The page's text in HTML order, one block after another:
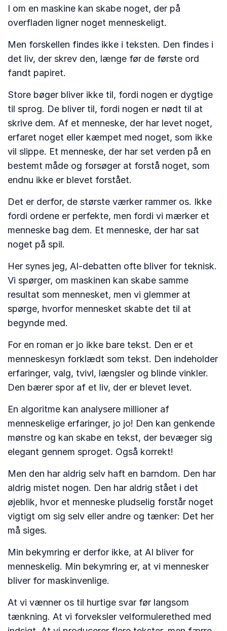
I om en maskine kan skabe noget, der på
overfladen ligner noget menneskeligt.
Men forskellen findes ikke i teksten. Den findes i
det liv, der skrev den, længe før de første ord
fandt papiret.
Store bøger bliver ikke til, fordi nogen er dygtige
til sprog. De bliver til, fordi nogen er nødt til at
skrive dem. Af et menneske, der har levet noget,
erfaret noget eller kæmpet med noget, som ikke
vil slippe. Et menneske, der har set verden på en
bestemt måde og forsøger at forstå noget, som
endnu ikke er blevet forstået.
Det er derfor, de største værker rammer os. Ikke
fordi ordene er perfekte, men fordi vi mærker et
menneske bag dem. Et menneske, der har sat
noget på spil.
Her synes jeg, AI-debatten ofte bliver for teknisk.
Vi spørger, om maskinen kan skabe samme
resultat som mennesket, men vi glemmer at
spørge, hvorfor mennesket skabte det til at
begynde med.
For en roman er jo ikke bare tekst. Den er et
menneskesyn forklædt som tekst. Den indeholder
erfaringer, valg, tvivl, længsler og blinde vinkler.
Den bærer spor af et liv, der er blevet levet.
En algoritme kan analysere millioner af
menneskelige erfaringer, jo jo! Den kan genkende
mønstre og kan skabe en tekst, der bevæger sig
elegant gennem sproget. Også korrekt!
Men den har aldrig selv haft en barndom. Den har
aldrig mistet nogen. Den har aldrig stået i det
øjeblik, hvor et menneske pludselig forstår noget
vigtigt om sig selv eller andre og tænker: Det her
må siges.
Min bekymring er derfor ikke, at AI bliver for
menneskelig. Min bekymring er, at vi mennesker
bliver for maskinvenlige.
At vi vænner os til hurtige svar før langsom
tænkning. At vi forveksler velformulerethed med